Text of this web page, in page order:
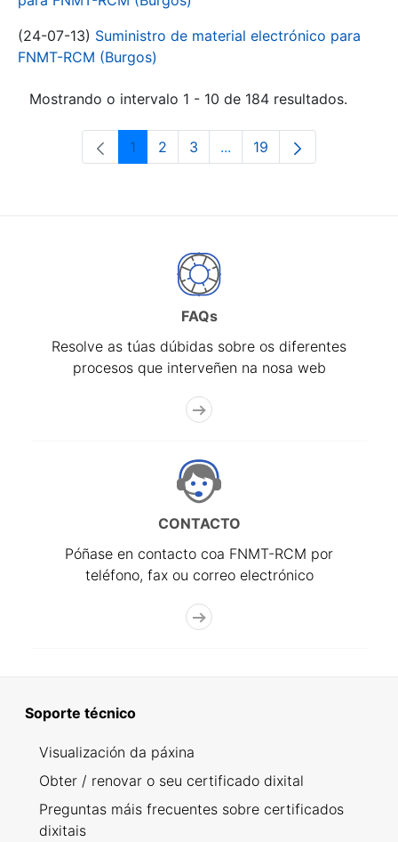
(24-07-13) Suministro de material electrónico para
FNMT-RCM (Burgos)
Mostrando o intervalo 1 - 10 de 184 resultados.
Páxina
1 Páxina
2 Páxina
3 ...Páxinas intermedias Use
Páxina
19
FAQs
Resolve as túas dúbidas sobre os diferentes
procesos que interveñen na nosa web
CONTACTO
Póñase en contacto coa FNMT-RCM por
teléfono, fax ou correo electrónico
Soporte técnico
Visualización da páxina
Obter / renovar o seu certificado dixital
Preguntas máis frecuentes sobre certificados
dixitais